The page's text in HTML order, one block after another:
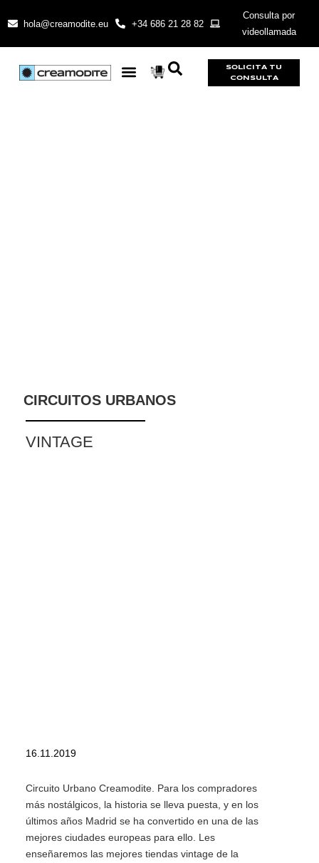
hola@creamodite.eu +34 686 21 28 82
Consulta por
videollamada
SOLICITA TU
CONSULTA
CIRCUITOS URBANOS
VINTAGE
16.11.2019
Circuito Urbano Creamodite. Para los compradores
más nostálgicos, la historia se lleva puesta, y en los
últimos años Madrid se ha convertido en una de las
mejores ciudades europeas para ello. Les
enseñaremos las mejores tiendas vintage de la